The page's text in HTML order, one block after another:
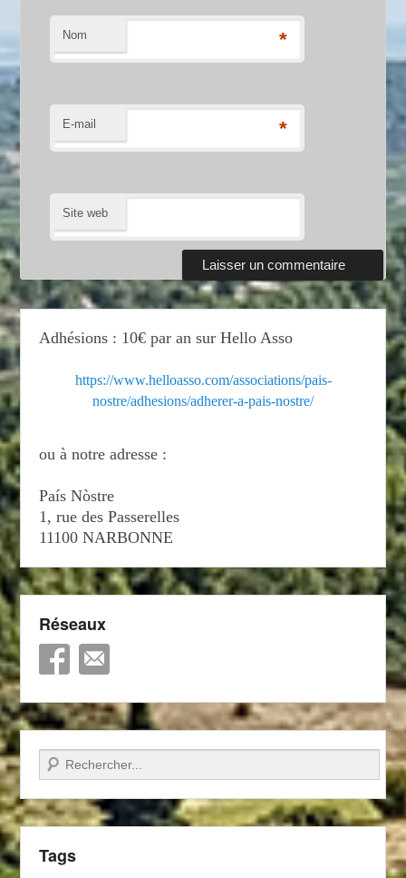
Nom *
E-mail *
Site web
Adhésions : 10€ par an sur Hello Asso
https://www.helloasso.com/associations/pais-
nostre/adhesions/adherer-a-pais-nostre/
ou à notre adresse :
País Nòstre
1, rue des Passerelles
11100 NARBONNE
Réseaux
Recherche
Tags